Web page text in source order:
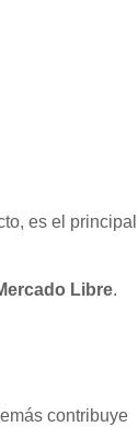
es el principal
Libre.
contribuye